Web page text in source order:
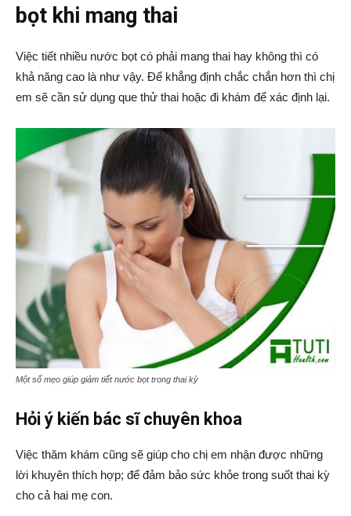
bọt khi mang thai
Việc tiết nhiều nước bọt có phải mang thai hay không thì có
khả năng cao là như vậy. Để khẳng định chắc chắn hơn thì chị
em sẽ cần sử dụng que thử thai hoặc đi khám để xác định lại.
Một số mẹo giúp giảm tiết nước bọt trong thai kỳ
Hỏi ý kiến bác sĩ chuyên khoa
Việc thăm khám cũng sẽ giúp cho chị em nhận được những
lời khuyên thích hợp; để đảm bảo sức khỏe trong suốt thai kỳ
cho cả hai mẹ con.